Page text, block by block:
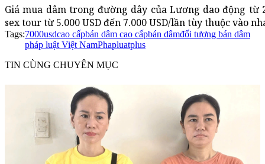
Giá mua dâm trong đường dây của Lương dao động từ
sex tour từ 5.000 USD đến 7.000 USD/lần tùy thuộc vào
Tags:7000usdcao cấpbán dâm cao cấpbán dâmđối tượng bán dâm
pháp luật Việt NamPhapluatplus
TIN CÙNG CHUYÊN MỤC